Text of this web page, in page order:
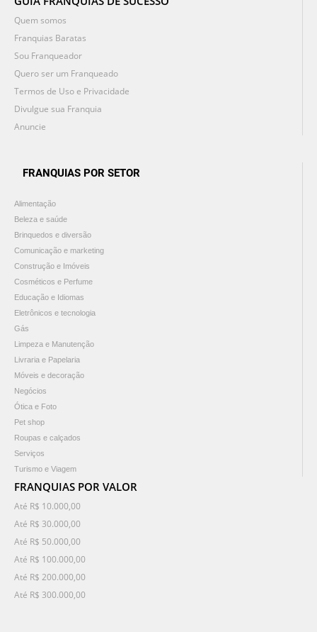
Quem somos
Franquias Baratas
Sou Franqueador
Quero ser um Franqueado
Termos de Uso e Privacidade
Divulgue sua Franquia
Anuncie
FRANQUIAS POR SETOR
Alimentação
Beleza e saúde
Brinquedos e diversão
Comunicação e marketing
Construção e Imóveis
Cosméticos e Perfume
Educação e Idiomas
Eletrônicos e tecnologia
Gás
Limpeza e Manutenção
Livraria e Papelaria
Móveis e decoração
Negócios
Ótica e Foto
Pet shop
Roupas e calçados
Serviços
Turismo e Viagem
FRANQUIAS POR VALOR
Até R$ 10.000,00
Até R$ 30.000,00
Até R$ 50.000,00
Até R$ 100.000,00
Até R$ 200.000,00
Até R$ 300.000,00